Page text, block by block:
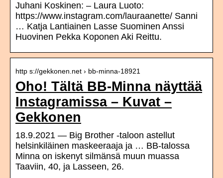
Juhani Koskinen: – Laura Luoto:
https://www.instagram.com/lauraanette/ Sanni
… Katja Lantiainen Lasse Suominen Anssi
Huovinen Pekka Koponen Aki Reittu.
http s://gekkonen.net › bb-minna-18921
Oho! Tältä BB-Minna näyttää
Instagramissa – Kuvat –
Gekkonen
18.9.2021 — Big Brother -taloon astellut
helsinkiläinen maskeeraaja ja … BB-talossa
Minna on iskenyt silmänsä muun muassa
Taaviin, 40, ja Lasseen, 26.